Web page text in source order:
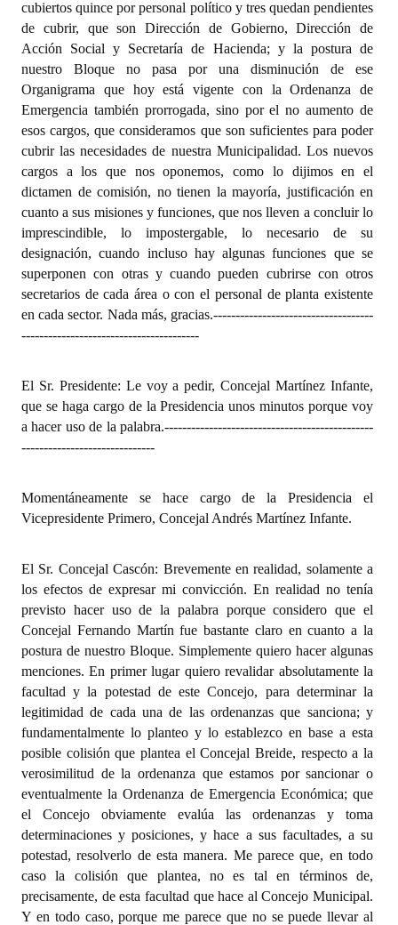
cubiertos quince por personal político y tres quedan pendientes
de cubrir, que son Dirección de Gobierno, Dirección de
Acción Social y Secretaría de Hacienda; y la postura de
nuestro Bloque no pasa por una disminución de ese
Organigrama que hoy está vigente con la Ordenanza de
Emergencia también prorrogada, sino por el no aumento de
esos cargos, que consideramos que son suficientes para poder
cubrir las necesidades de nuestra Municipalidad. Los nuevos
cargos a los que nos oponemos, como lo dijimos en el
dictamen de comisión, no tienen la mayoría, justificación en
cuanto a sus misiones y funciones, que nos lleven a concluir lo
imprescindible, lo impostergable, lo necesario de su
designación, cuando incluso hay algunas funciones que se
superponen con otras y cuando pueden cubrirse con otros
secretarios de cada área o con el personal de planta existente
en cada sector. Nada más, gracias.------------------------------------
----------------------------------------
El Sr. Presidente: Le voy a pedir, Concejal Martínez Infante,
que se haga cargo de la Presidencia unos minutos porque voy
a hacer uso de la palabra.-----------------------------------------------
------------------------------
Momentáneamente se hace cargo de la Presidencia el
Vicepresidente Primero, Concejal Andrés Martínez Infante.
El Sr. Concejal Cascón: Brevemente en realidad, solamente a
los efectos de expresar mi convicción. En realidad no tenía
previsto hacer uso de la palabra porque considero que el
Concejal Fernando Martín fue bastante claro en cuanto a la
postura de nuestro Bloque. Simplemente quiero hacer algunas
menciones. En primer lugar quiero revalidar absolutamente la
facultad y la potestad de este Concejo, para determinar la
legitimidad de cada una de las ordenanzas que sanciona; y
fundamentalmente lo planteo y lo establezco en base a esta
posible colisión que plantea el Concejal Breide, respecto a la
verosimilitud de la ordenanza que estamos por sancionar o
eventualmente la Ordenanza de Emergencia Económica; que
el Concejo obviamente evalúa las ordenanzas y toma
determinaciones y posiciones, y hace a sus facultades, a su
potestad, resolverlo de esta manera. Me parece que, en todo
caso la colisión que plantea, no es tal en términos de,
precisamente, de esta facultad que hace al Concejo Municipal.
Y en todo caso, porque me parece que no se puede llevar al